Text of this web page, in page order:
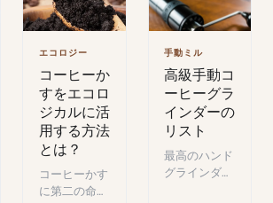
ルク、きび砂
糖、氷で作る
イド。
エコロジー
コーヒーか
すをエコロ
ジカルに活
用する方法
とは？
コーヒーかす
に第二の命
手動ミル
高級手動コ
ーヒーグラ
インダーの
リスト
最高のハンド
グラインダー